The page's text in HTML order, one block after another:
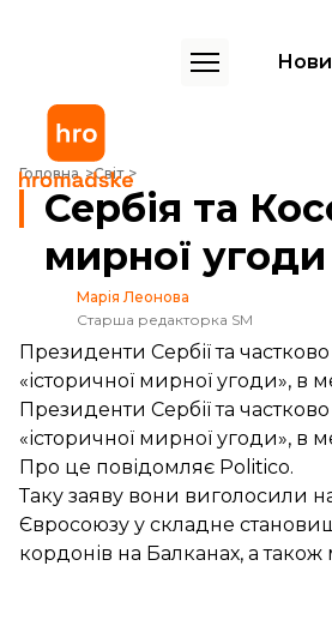
Головна Світ
Сербія та Косово розглядають
Сербія та
мирної
Марія Леонова
Старша редакторка SM
Президенти Сербії та
«історичної мирної угоди», в
Президенти Сербії та
«історичної мирної угоди», в
Про це повідомляє Politico.
Таку заяву вони виголосили
Євросоюзу у складне
кордонів на Балканах, а